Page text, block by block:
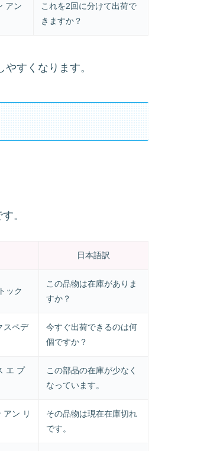
アン
これを2回に分けて出荷で
きますか？
すくなります。
。
日本語訳
ック
この品物は在庫がありま
すか？
スペデ
今すぐ出荷できるのは何
個ですか？
エ プ
この部品の在庫が少なく
なっています。
アン リ
その品物は現在在庫切れ
です。